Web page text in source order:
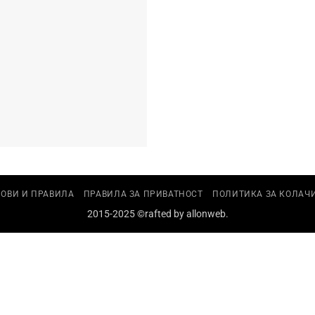
И ПРАВИЛА ПРАВИЛА ЗА ПРИВАТНОСТ ПОЛИТИКА ЗА
2015-2025 ©rafted byallonweb.